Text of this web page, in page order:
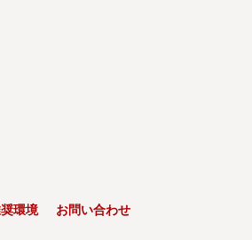
環境
お問い合わせ